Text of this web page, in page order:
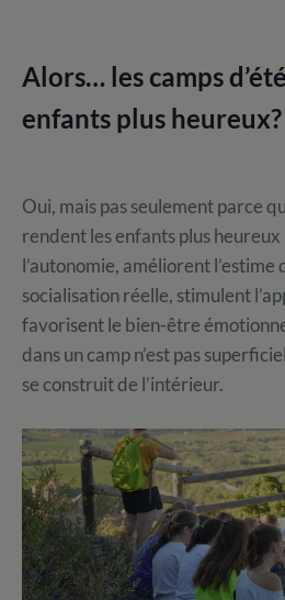
Alors… les camps
enfants plus heureux?
Oui, mais pas seulement parce
rendent les enfants plus
l’autonomie, améliorent l’estime
socialisation réelle, stimulent
favorisent le bien-être
dans un camp n’est pas
se construit de l’intérieur.